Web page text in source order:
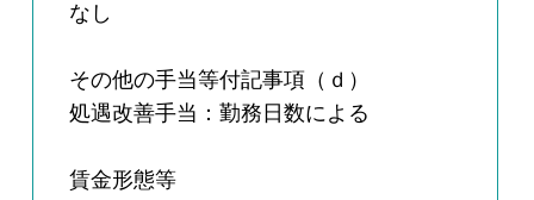
なし
その他の手当等付記事項（ｄ）
処遇改善手当：勤務日数による
賃金形態等